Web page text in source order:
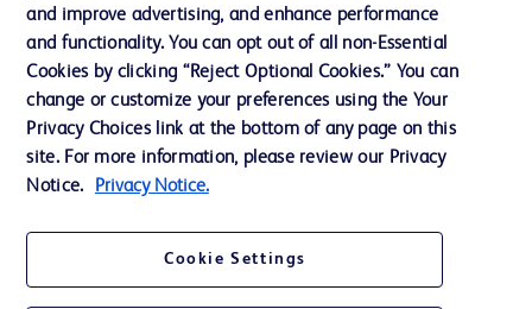
Nous contacter
Préférences en matière de cookies
Confidentialité
Conditions d’utilisation
Accessibilité du site Web
and improve advertising, and enhance performance
and functionality. You can opt out of all non-Essential
Cookies by clicking “Reject Optional Cookies.” You can
change or customize your preferences using the Your
Privacy Choices link at the bottom of any page on this
site. For more information, please review our Privacy
Notice.
Privacy Notice.
Cookie Settings